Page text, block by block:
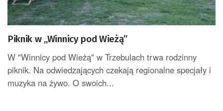
Piknik w „Winnicy pod Wieżą”
W "Winnicy pod Wieżą" w Trzebulach trwa rodzinny
piknik. Na odwiedzających czekają regionalne specjały i
muzyka na żywo. O swoich...